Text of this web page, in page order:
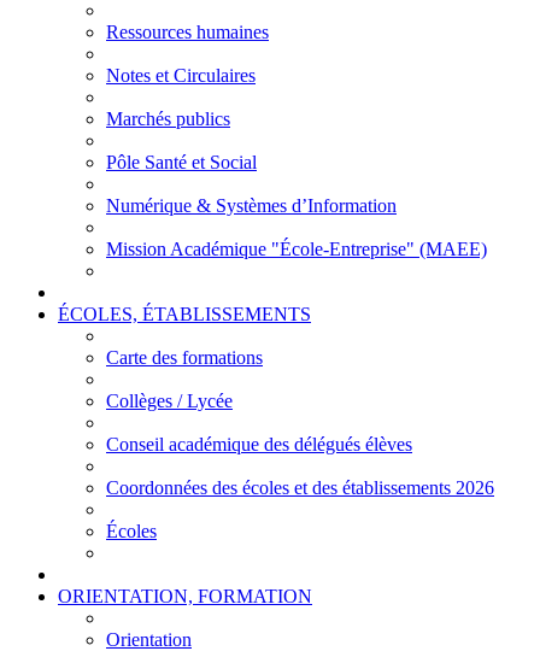
Ressources humaines
Notes et Circulaires
Marchés publics
Pôle Santé et Social
Numérique & Systèmes d’Information
Mission Académique "École-Entreprise" (MAEE)
ÉCOLES, ÉTABLISSEMENTS
Carte des formations
Collèges / Lycée
Conseil académique des délégués élèves
Coordonnées des écoles et des établissements 2026
Écoles
ORIENTATION, FORMATION
Orientation